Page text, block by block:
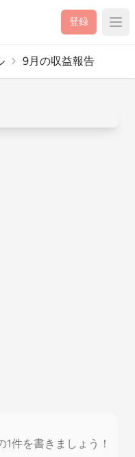
登録
9月の収益報告
件を書きましょう！